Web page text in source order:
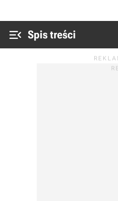
 Spis treści